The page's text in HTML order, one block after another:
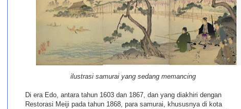
ilustrasi samurai yang sedang memancing
Di era Edo, antara tahun 1603 dan 1867, dan yang diakhiri dengan
Restorasi Meiji pada tahun 1868, para samurai, khususnya di kota